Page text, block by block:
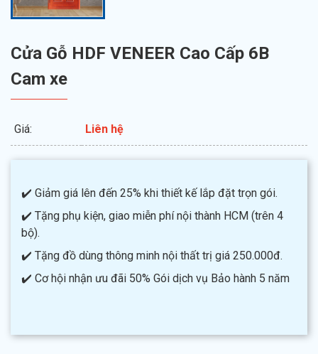
Cửa Gỗ HDF VENEER Cao Cấp 6B
Cam xe
Giá: Liên hệ
✔️ Giảm giá lên đến 25% khi thiết kế lắp đặt trọn gói.
✔️ Tặng phụ kiện, giao miễn phí nội thành HCM (trên 4
bộ).
✔️ Tặng đồ dùng thông minh nội thất trị giá 250.000đ.
✔️ Cơ hội nhận ưu đãi 50% Gói dịch vụ Bảo hành 5 năm